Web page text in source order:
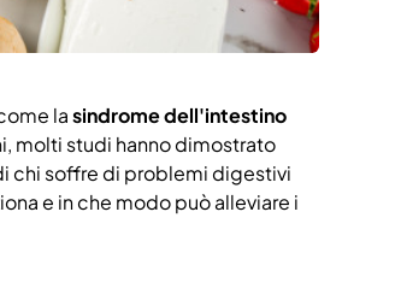
lasindrome dell'intestino
molti studi hanno dimostrato
chi soffre di problemi digestivi
e in che modo può alleviare i